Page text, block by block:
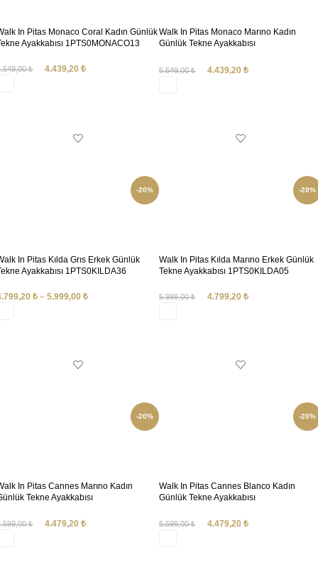
In Pitas Monaco Coral Kadın Günlük
Ayakkabısı 1PTS0MONACO13
₺ 4.439,20 ₺
Walk In Pitas Monaco Marıno Kadın
Günlük Tekne Ayakkabısı
5.549,00₺ 4.439,20 ₺
-20%
In Pitas Kılda Grıs Erkek Günlük
Ayakkabısı 1PTS0KILDA36
₺ – 5.999,00 ₺
-20%
Walk In Pitas Kılda Marıno Erkek Günlük
Tekne Ayakkabısı 1PTS0KILDA05
5.999,00₺ 4.799,20 ₺
-20%
In Pitas Cannes Marıno Kadın
Tekne Ayakkabısı
₺ 4.479,20 ₺
-20%
Walk In Pitas Cannes Blanco Kadın
Günlük Tekne Ayakkabısı
5.599,00₺ 4.479,20 ₺